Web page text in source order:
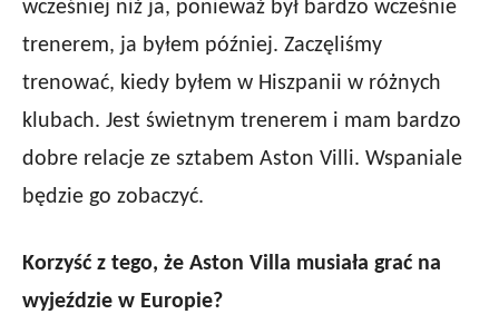
wcześniej niż ja, ponieważ był bardzo wcześnie
trenerem, ja byłem później. Zaczęliśmy
trenować, kiedy byłem w Hiszpanii w różnych
klubach. Jest świetnym trenerem i mam bardzo
dobre relacje ze sztabem Aston Villi. Wspaniale
będzie go zobaczyć.
Korzyść z tego, że Aston Villa musiała grać na
wyjeździe w Europie?